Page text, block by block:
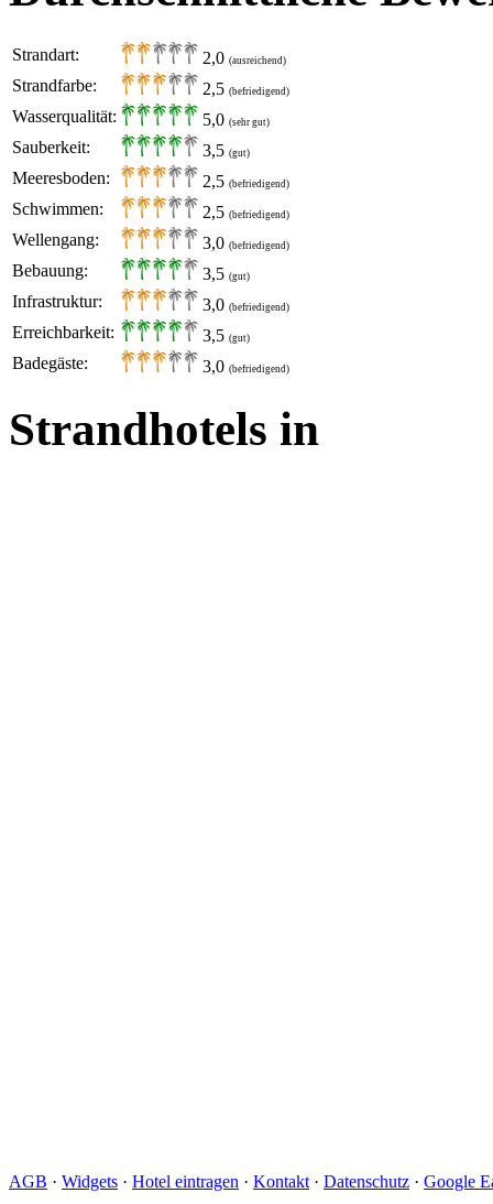
Strandart: 2,0 (ausreichend)
Strandfarbe: 2,5 (befriedigend)
Wasserqualität: 5,0 (sehr gut)
Sauberkeit: 3,5 (gut)
Meeresboden: 2,5 (befriedigend)
Schwimmen: 2,5 (befriedigend)
Wellengang: 3,0 (befriedigend)
Bebauung: 3,5 (gut)
Infrastruktur: 3,0 (befriedigend)
Erreichbarkeit: 3,5 (gut)
Badegäste: 3,0 (befriedigend)
Strandhotels in
AGB · Widgets · Hotel eintragen · Kontakt · Datenschutz · Google